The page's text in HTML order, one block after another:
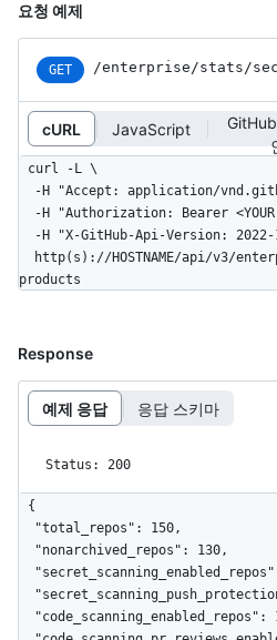
요청 예제
GET /enterprise/stats/
cURL JavaScript
curl -L \
products
Response
예제 응답 응답 스키마
Status: 200
{